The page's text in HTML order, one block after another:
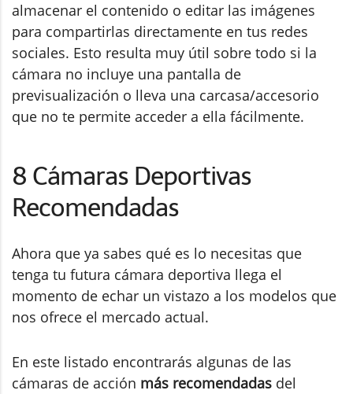
almacenar el contenido o editar las imágenes
para compartirlas directamente en tus redes
sociales. Esto resulta muy útil sobre todo si la
cámara no incluye una pantalla de
previsualización o lleva una carcasa/accesorio
que no te permite acceder a ella fácilmente.
8 Cámaras Deportivas
Recomendadas
Ahora que ya sabes qué es lo necesitas que
tenga tu futura cámara deportiva llega el
momento de echar un vistazo a los modelos que
nos ofrece el mercado actual.
En este listado encontrarás algunas de las
cámaras de acción más recomendadas del